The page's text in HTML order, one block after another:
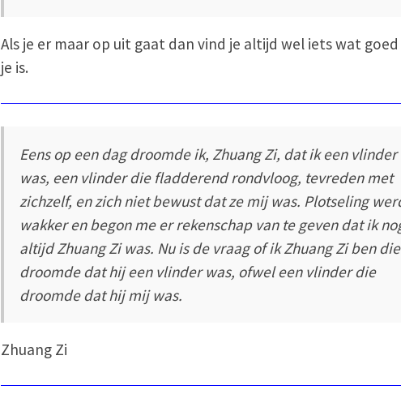
Als je er maar op uit gaat dan vind je altijd wel iets wat
je is.
Eens op een dag droomde ik, Zhuang Zi, dat ik een vlinder
was, een vlinder die fladderend rondvloog, tevreden met
zichzelf, en zich niet bewust dat ze mij was. Plotseling
wakker en begon me er rekenschap van te geven dat ik
altijd Zhuang Zi was. Nu is de vraag of ik Zhuang Zi ben die
droomde dat hij een vlinder was, ofwel een vlinder die
droomde dat hij mij was.
Zhuang Zi